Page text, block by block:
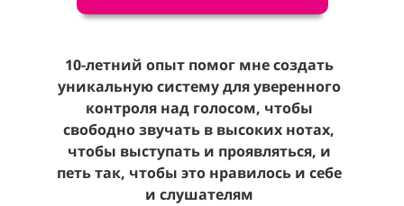
10-летний опыт помог мне создать
уникальную систему для уверенного
контроля над голосом, чтобы
свободно звучать в высоких нотах,
чтобы выступать и проявляться, и
петь так, чтобы это нравилось и себе
и слушателям